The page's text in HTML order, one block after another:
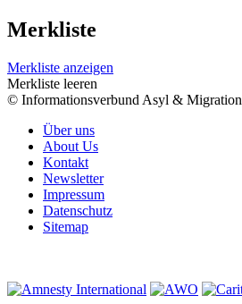
Merkliste
Merkliste anzeigen
Merkliste leeren
© Informationsverbund Asyl & Migration
Über uns
About Us
Kontakt
Newsletter
Impressum
Datenschutz
Sitemap